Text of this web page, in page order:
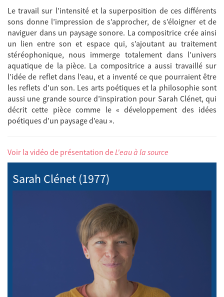
Le travail sur l’intensité et la superposition de ces différents
sons donne l’impression de s’approcher, de s’éloigner et de
naviguer dans un paysage sonore. La compositrice crée ainsi
un lien entre son et espace qui, s’ajoutant au traitement
stéréophonique, nous immerge totalement dans l’univers
aquatique de la pièce. La compositrice a aussi travaillé sur
l’idée de reflet dans l’eau, et a inventé ce que pourraient être
les reflets d’un son. Les arts poétiques et la philosophie sont
aussi une grande source d’inspiration pour Sarah Clénet, qui
décrit cette pièce comme le « développement des idées
poétiques d’un paysage d’eau ».
Voir la vidéo de présentation deL'eau à la source
Sarah Clénet (1977)